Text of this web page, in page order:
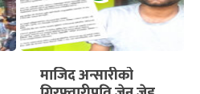
माजिद अन्सारीको